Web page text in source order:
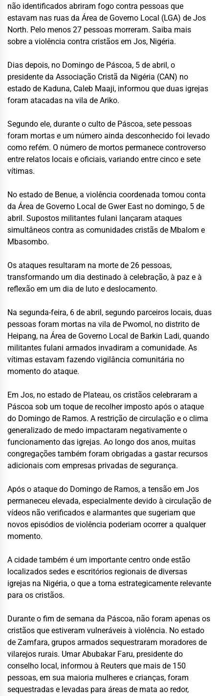
não identificados abriram fogo contra pessoas que
estavam nas ruas da Área de Governo Local (LGA) de Jos
North. Pelo menos 27 pessoas morreram. Saiba mais
sobre a violência contra cristãos em Jos, Nigéria.
Dias depois, no Domingo de Páscoa, 5 de abril, o
presidente da Associação Cristã da Nigéria (CAN) no
estado de Kaduna, Caleb Maaji, informou que duas igrejas
foram atacadas na vila de Ariko.
Segundo ele, durante o culto de Páscoa, sete pessoas
foram mortas e um número ainda desconhecido foi levado
como refém. O número de mortos permanece controverso
entre relatos locais e oficiais, variando entre cinco e sete
vítimas.
No estado de Benue, a violência coordenada tomou conta
da Área de Governo Local de Gwer East no domingo, 5 de
abril. Supostos militantes fulani lançaram ataques
simultâneos contra as comunidades cristãs de Mbalom e
Mbasombo.
Os ataques resultaram na morte de 26 pessoas,
transformando um dia destinado à celebração, à paz e à
reflexão em um dia de luto e deslocamento.
Na segunda-feira, 6 de abril, segundo parceiros locais, duas
pessoas foram mortas na vila de Pwomol, no distrito de
Heipang, na Área de Governo Local de Barkin Ladi, quando
militantes fulani armados invadiram a comunidade. As
vítimas estavam fazendo vigilância comunitária no
momento do ataque.
Em Jos, no estado de Plateau, os cristãos celebraram a
Páscoa sob um toque de recolher imposto após o ataque
do Domingo de Ramos. A restrição de circulação e o clima
generalizado de medo impactaram negativamente o
funcionamento das igrejas. Ao longo dos anos, muitas
congregações também foram obrigadas a gastar recursos
adicionais com empresas privadas de segurança.
Após o ataque do Domingo de Ramos, a tensão em Jos
permaneceu elevada, especialmente devido à circulação de
vídeos não verificados e alarmantes que sugeriam que
novos episódios de violência poderiam ocorrer a qualquer
momento.
A cidade também é um importante centro onde estão
localizados sedes e escritórios regionais de diversas
igrejas na Nigéria, o que a torna estrategicamente relevante
para os cristãos.
Durante o fim de semana da Páscoa, não foram apenas os
cristãos que estiveram vulneráveis à violência. No estado
de Zamfara, grupos armados sequestraram moradores de
vilarejos rurais. Umar Abubakar Faru, presidente do
conselho local, informou à Reuters que mais de 150
pessoas, em sua maioria mulheres e crianças, foram
sequestradas e levadas para áreas de mata ao redor,